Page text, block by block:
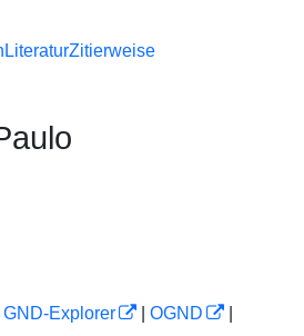
LiteraturZitierweise
GND-Explorer OGND